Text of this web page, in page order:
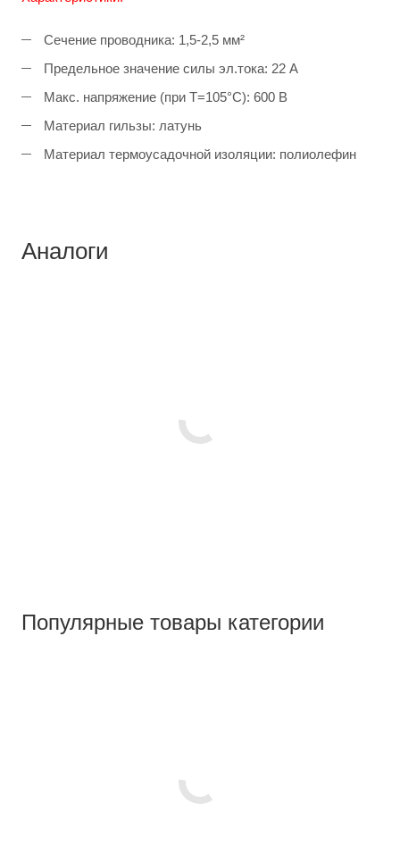
Сечение проводника: 1,5-2,5 мм²
Предельное значение силы эл.тока: 22 A
Макс. напряжение (при Т=105°С): 600 В
Материал гильзы: латунь
Материал термоусадочной изоляции: полиолефин
Аналоги
Популярные товары категории